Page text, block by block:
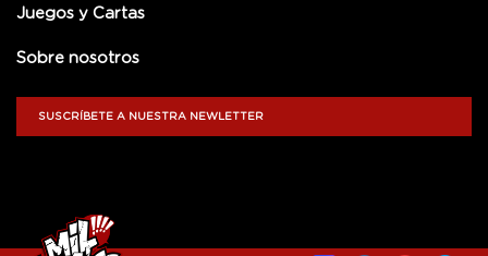
Juegos y Cartas
Sobre nosotros
SUSCRÍBETE A NUESTRA NEWLETTER